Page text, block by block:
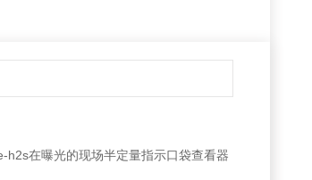
在曝光的现场半定量指示口袋查看器